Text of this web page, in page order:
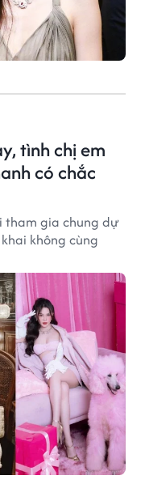
tình chị em
có chắc
tham gia chung dự
không cùng